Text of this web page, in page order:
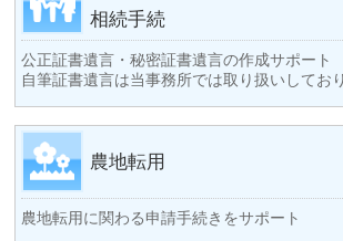
相続手続
公正証書遺言・秘密証書遺言の作成サポート
自筆証書遺言は当事務所では取り扱いしてお
農地転用
農地転用に関わる申請手続きをサポート